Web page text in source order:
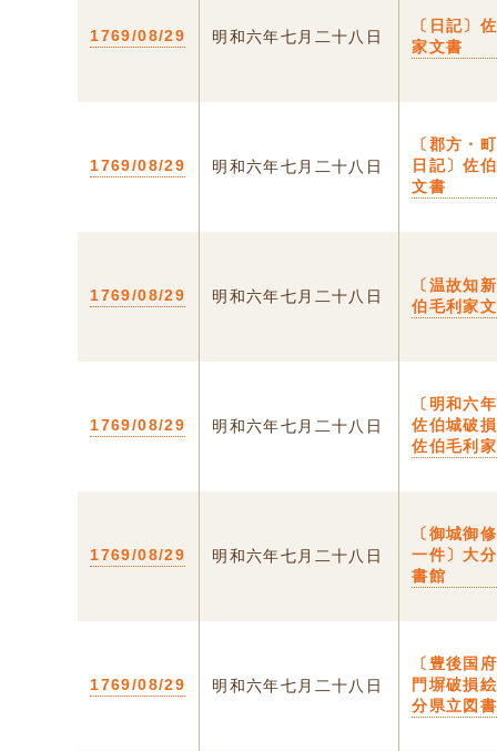
1769/08/29 明和六年七月二十八日
〔日記〕
家文書
1769/08/29 明和六年七月二十八日
〔郡方・
日記〕佐
文書
1769/08/29 明和六年七月二十八日
〔温故知
伯毛利家
1769/08/29 明和六年七月二十八日
〔明和
佐伯城破
佐伯毛利
1769/08/29 明和六年七月二十八日
〔御城御
一件〕大
書館
1769/08/29 明和六年七月二十八日
〔豊後国
門塀破損
分県立図